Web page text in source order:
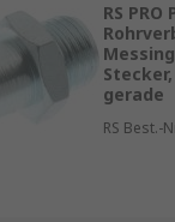
RS
gerade
RS Best.-